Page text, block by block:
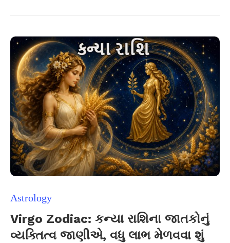
Astrology
Virgo Zodiac: કન્યા રાશિના જાતકોનું
વ્યક્તિત્વ જાણીએ, વધુ લાભ મેળવવા શું